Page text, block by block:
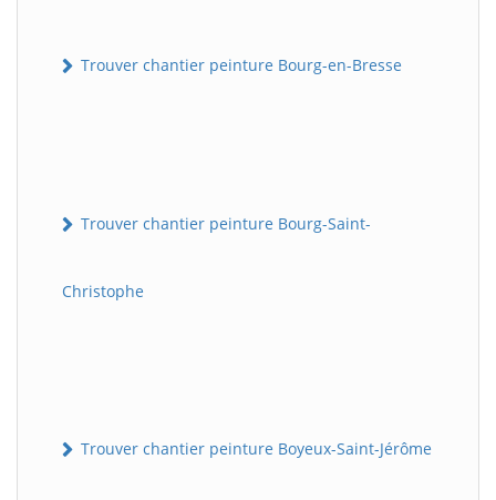
Trouver chantier peinture Bourg-en-Bresse
Trouver chantier peinture Bourg-Saint-
Christophe
Trouver chantier peinture Boyeux-Saint-Jérôme